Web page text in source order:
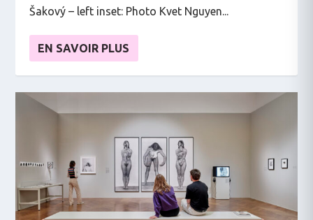
Šakový – left inset: Photo Kvet Nguyen...
EN SAVOIR PLUS